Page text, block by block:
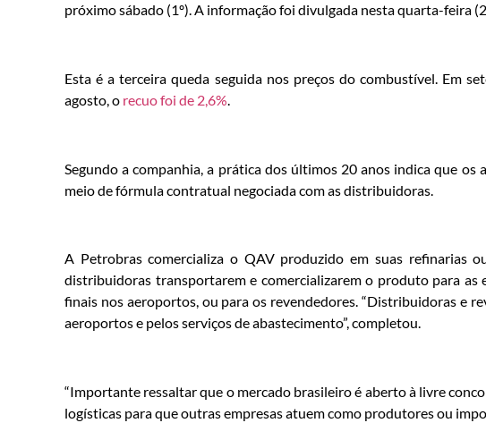
próximo sábado (1º). A informação foi divulgada nesta quarta-feira
Esta é a terceira queda seguida nos preços do combustível. Em
agosto, o recuo foi de 2,6%.
Segundo a companhia, a prática dos últimos 20 anos indica que
meio de fórmula contratual negociada com as distribuidoras.
A Petrobras comercializa o QAV produzido em suas refinarias
distribuidoras transportarem e comercializarem o produto para
finais nos aeroportos, ou para os revendedores. “Distribuidoras e
aeroportos e pelos serviços de abastecimento”, completou.
“Importante ressaltar que o mercado brasileiro é aberto à livre
logísticas para que outras empresas atuem como produtores ou